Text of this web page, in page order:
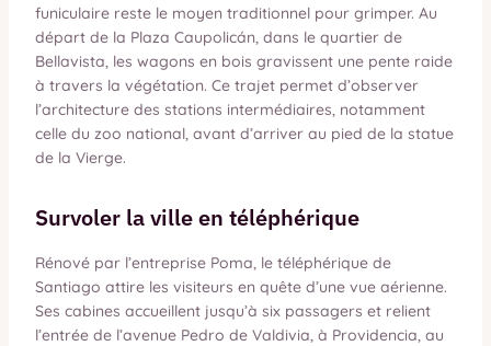
funiculaire reste le moyen traditionnel pour grimper. Au
départ de la Plaza Caupolicán, dans le quartier de
Bellavista, les wagons en bois gravissent une pente raide
à travers la végétation. Ce trajet permet d’observer
l’architecture des stations intermédiaires, notamment
celle du zoo national, avant d’arriver au pied de la statue
de la Vierge.
Survoler la ville en téléphérique
Rénové par l’entreprise Poma, le téléphérique de
Santiago attire les visiteurs en quête d’une vue aérienne.
Ses cabines accueillent jusqu’à six passagers et relient
l’entrée de l’avenue Pedro de Valdivia, à Providencia, au